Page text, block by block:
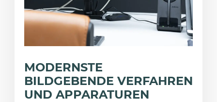
MODERNSTE
BILDGEBENDE VERFAHREN
UND APPARATUREN